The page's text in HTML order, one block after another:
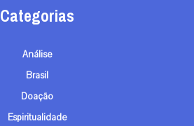
Categorias
Análise
Brasil
Doação
Espiritualidade